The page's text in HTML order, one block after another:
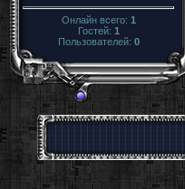
Онлайн всего: 1
Гостей: 1
Пользователей: 0